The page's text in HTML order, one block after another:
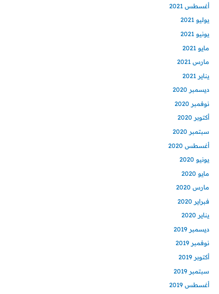
أغسطس 2021
يوليو 2021
يونيو 2021
مايو 2021
مارس 2021
يناير 2021
ديسمبر 2020
نوفمبر 2020
أكتوبر 2020
سبتمبر 2020
أغسطس 2020
يونيو 2020
مايو 2020
مارس 2020
فبراير 2020
يناير 2020
ديسمبر 2019
نوفمبر 2019
أكتوبر 2019
سبتمبر 2019
أغسطس 2019